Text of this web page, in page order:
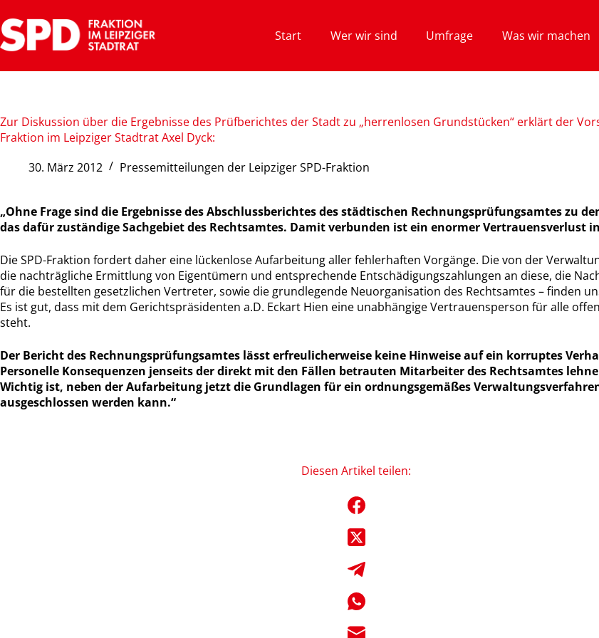
Inhalt
springen
Start Wer wir sind Umfrage Was wir machen
Zur Diskussion über die Ergebnisse des Prüfberichtes der Stadt zu „herrenlosen Grundstücken“ erklärt der
Fraktion im Leipziger Stadtrat Axel Dyck:
30. März 2012
Pressemitteilungen der Leipziger SPD-Fraktion
„Ohne Frage sind die Ergebnisse des Abschlussberichtes des städtischen Rechnungsprüfungsamtes zu
das dafür zuständige Sachgebiet des Rechtsamtes. Damit verbunden ist ein enormer Vertrauensverlust
Die SPD-Fraktion fordert daher eine lückenlose Aufarbeitung aller fehlerhaften Vorgänge. Die von der
die nachträgliche Ermittlung von Eigentümern und entsprechende Entschädigungszahlungen an diese, die
für die bestellten gesetzlichen Vertreter, sowie die grundlegende Neuorganisation des Rechtsamtes – finden
Es ist gut, dass mit dem Gerichtspräsidenten a.D. Eckart Hien eine unabhängige Vertrauensperson für alle
steht.
Der Bericht des Rechnungsprüfungsamtes lässt erfreulicherweise keine Hinweise auf ein korruptes
Personelle Konsequenzen jenseits der direkt mit den Fällen betrauten Mitarbeiter des Rechtsamtes
Wichtig ist, neben der Aufarbeitung jetzt die Grundlagen für ein ordnungsgemäßes
ausgeschlossen werden kann.“
Diesen Artikel teilen: